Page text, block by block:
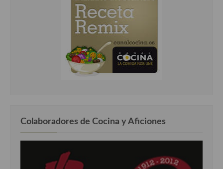
Colaboradores de Cocina y Aficiones